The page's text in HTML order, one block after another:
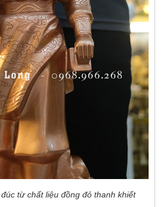
từ chất liệu đồng đỏ thanh khiết